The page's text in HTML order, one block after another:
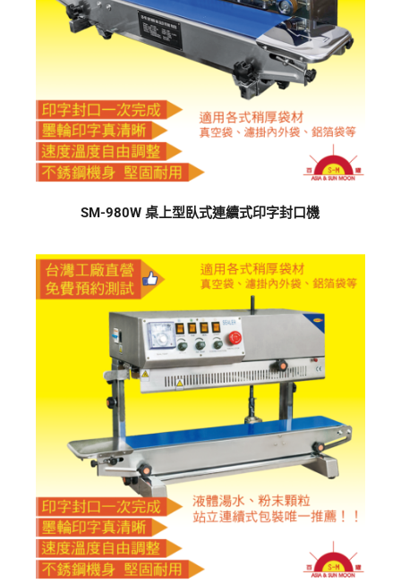
SM-980W 桌上型臥式連續式印字封口機